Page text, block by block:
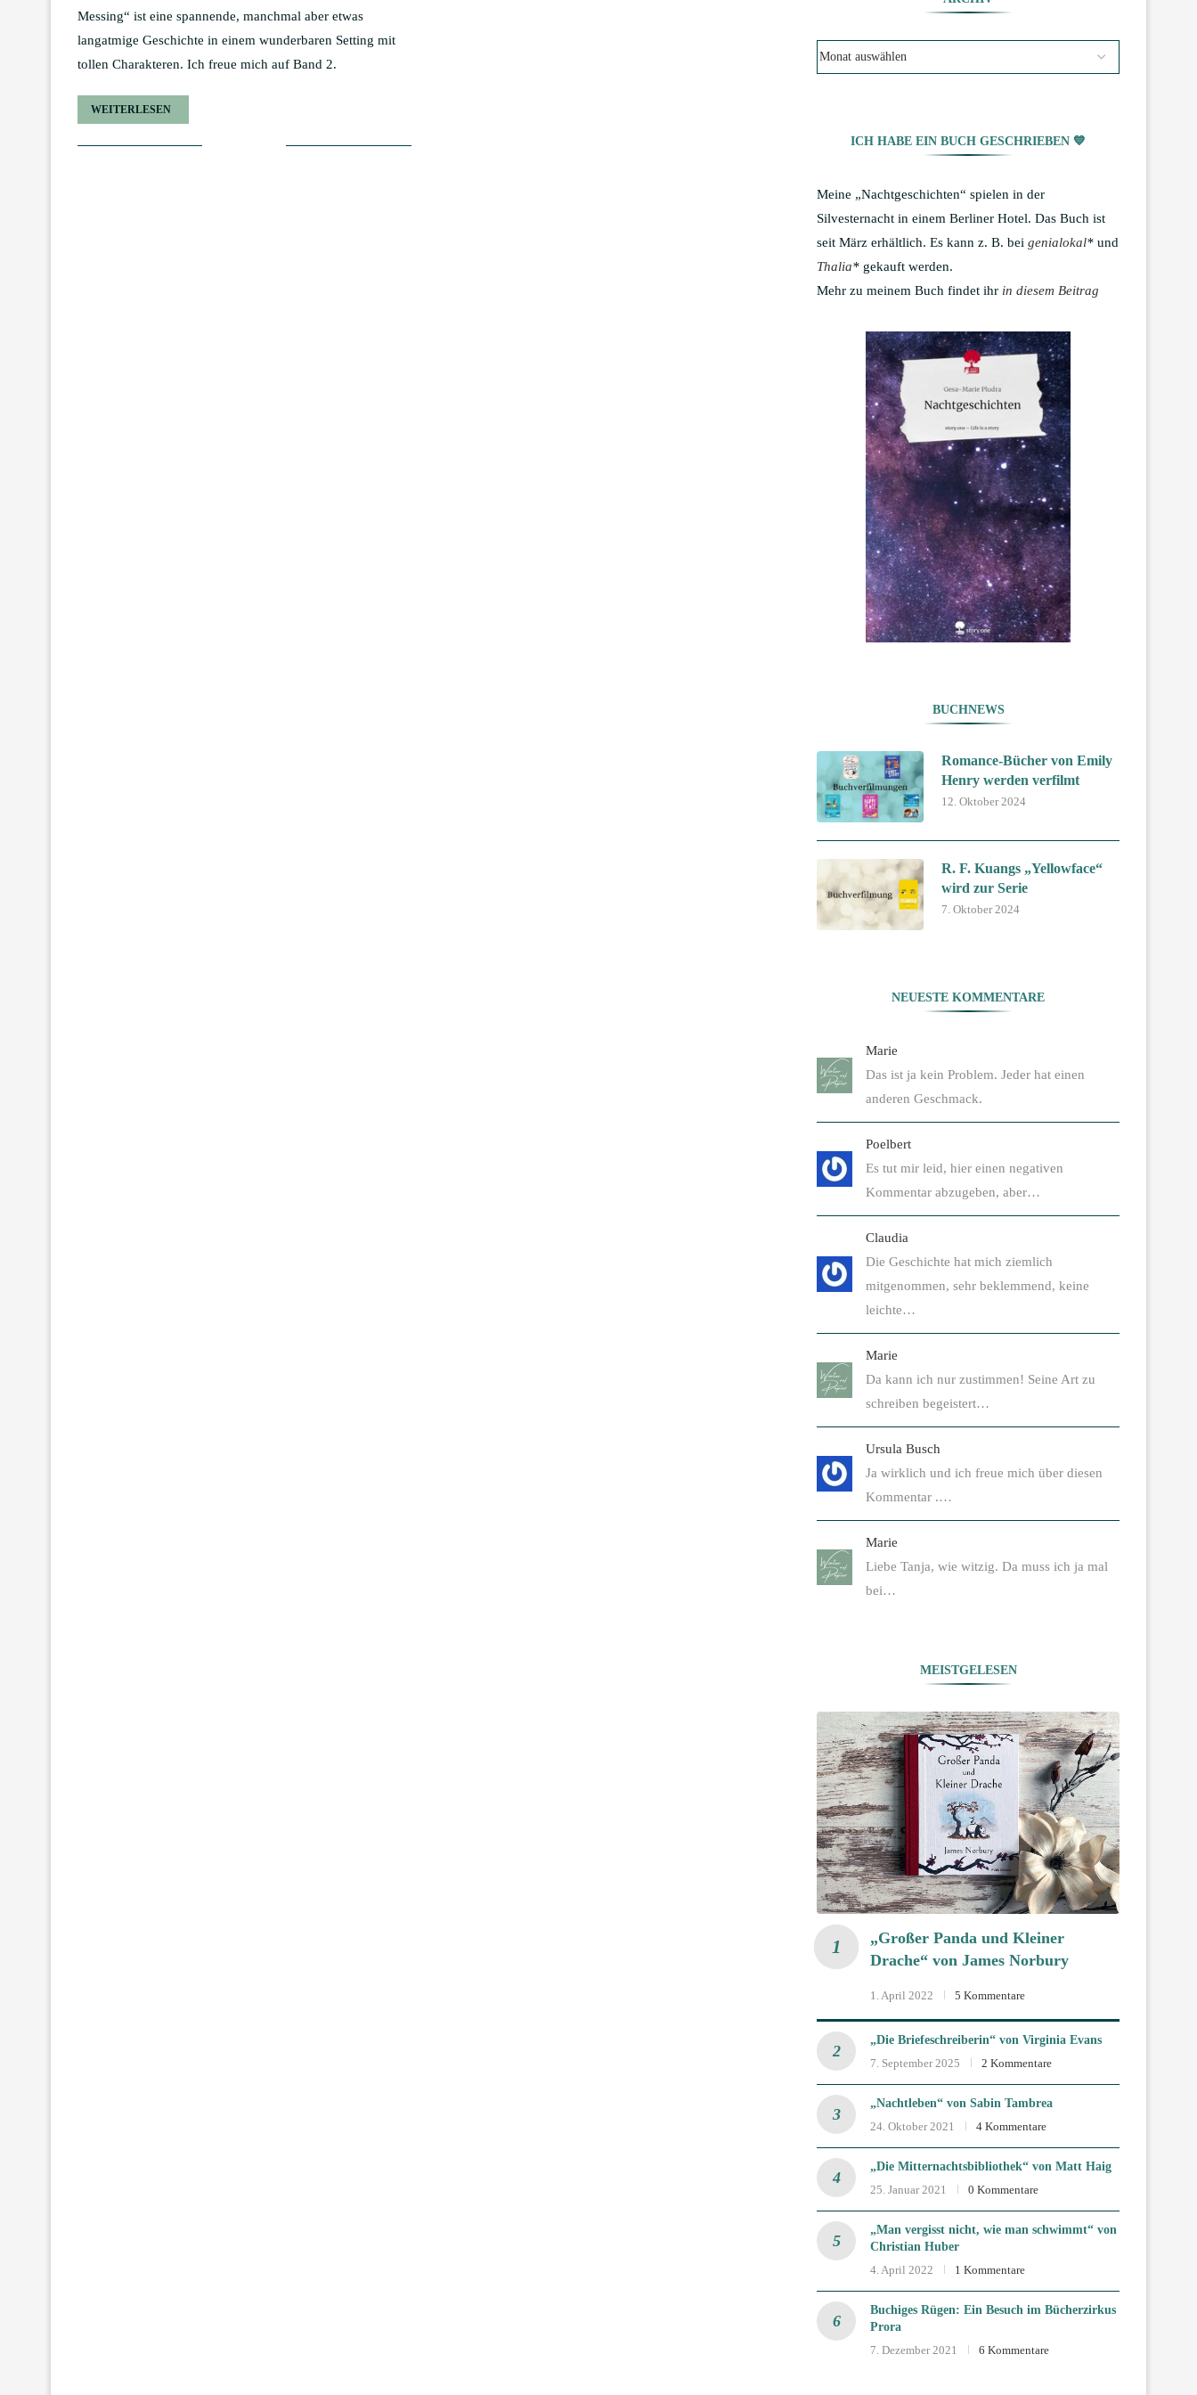
Messing“ ist eine spannende, manchmal aber etwas
langatmige Geschichte in einem wunderbaren Setting mit
tollen Charakteren. Ich freue mich auf Band 2.
WEITERLESEN
ICH HABE EIN BUCH GESCHRIEBEN 💙
Meine „Nachtgeschichten“ spielen in der
Silvesternacht in einem Berliner Hotel. Das Buch ist
seit März erhältlich. Es kann z. B. bei genialokal* und
Thalia* gekauft werden.
Mehr zu meinem Buch findet ihr in diesem Beitrag
BUCHNEWS
Romance-Bücher von Emily
Henry werden verfilmt
12. Oktober 2024
R. F. Kuangs „Yellowface“
wird zur Serie
7. Oktober 2024
NEUESTE KOMMENTARE
Marie
Das ist ja kein Problem. Jeder hat einen
anderen Geschmack.
Poelbert
Es tut mir leid, hier einen negativen
Kommentar abzugeben, aber…
Claudia
Die Geschichte hat mich ziemlich
mitgenommen, sehr beklemmend, keine
leichte…
Marie
Da kann ich nur zustimmen! Seine Art zu
schreiben begeistert…
Ursula Busch
Ja wirklich und ich freue mich über diesen
Kommentar .…
Marie
Liebe Tanja, wie witzig. Da muss ich ja mal
bei…
MEISTGELESEN
„Großer Panda und Kleiner
Drache“ von James Norbury
1. April 2022 5 Kommentare
„Die Briefeschreiberin“ von Virginia Evans
7. September 2025
2 Kommentare
„Nachtleben“ von Sabin Tambrea
24. Oktober 2021
4 Kommentare
„Die Mitternachtsbibliothek“ von Matt Haig
25. Januar 2021
0 Kommentare
„Man vergisst nicht, wie man schwimmt“ von
Christian Huber
4. April 2022
1 Kommentare
Buchiges Rügen: Ein Besuch im Bücherzirkus
Prora
7. Dezember 2021
6 Kommentare